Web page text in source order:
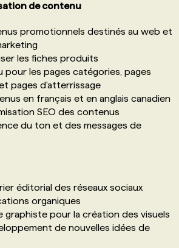
de contenu
promotionnels destinés au web et
les fiches produits
pour les pages catégories, pages
pages d'atterrissage
en français et en anglais canadien
SEO des contenus
du ton et des messages de
éditorial des réseaux sociaux
organiques
graphiste pour la création des visuels
de nouvelles idées de